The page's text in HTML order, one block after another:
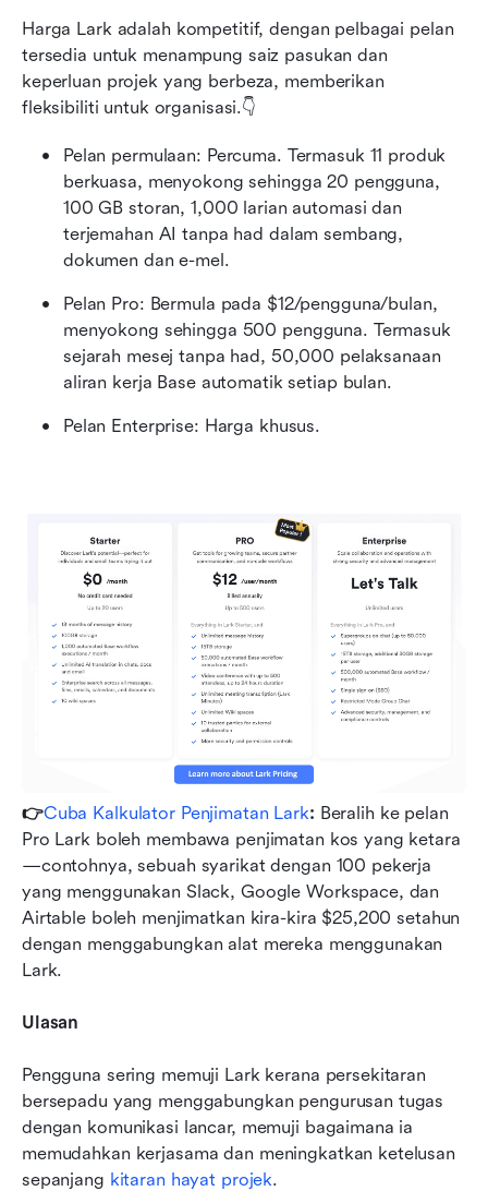
Harga Lark adalah kompetitif, dengan pelbagai pelan
tersedia untuk menampung saiz pasukan dan
keperluan projek yang berbeza, memberikan
fleksibiliti untuk organisasi.👇
Pelan permulaan: Percuma. Termasuk 11 produk
berkuasa, menyokong sehingga 20 pengguna,
100 GB storan, 1,000 larian automasi dan
terjemahan AI tanpa had dalam sembang,
dokumen dan e-mel.
Pelan Pro: Bermula pada $12/pengguna/bulan,
menyokong sehingga 500 pengguna. Termasuk
sejarah mesej tanpa had, 50,000 pelaksanaan
aliran kerja Base automatik setiap bulan.
Pelan Enterprise: Harga khusus.
👉Cuba Kalkulator Penjimatan Lark: Beralih ke pelan
Pro Lark boleh membawa penjimatan kos yang ketara
—contohnya, sebuah syarikat dengan 100 pekerja
yang menggunakan Slack, Google Workspace, dan
Airtable boleh menjimatkan kira-kira $25,200 setahun
dengan menggabungkan alat mereka menggunakan
Lark.
Ulasan
Pengguna sering memuji Lark kerana persekitaran
bersepadu yang menggabungkan pengurusan tugas
dengan komunikasi lancar, memuji bagaimana ia
memudahkan kerjasama dan meningkatkan ketelusan
sepanjang kitaran hayat projek.